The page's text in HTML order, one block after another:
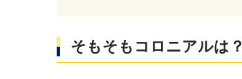
そもそもコロニアルは？